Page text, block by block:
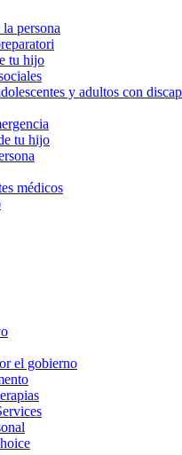
persona
tu hijo
y adultos con
tu hijo
médicos
el gobierno